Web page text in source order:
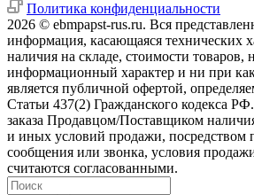
Политика конфиденциальности
2026 © ebmpapst-rus.ru. Вся
информация, касающаяся технических
наличия на складе, стоимости товаров,
информационный характер и ни при
является публичной офертой,
Статьи 437(2) Гражданского кодекса
заказа Продавцом/Поставщиком
и иных условий продажи, посредством
сообщения или звонка, условия
считаются согласованными.